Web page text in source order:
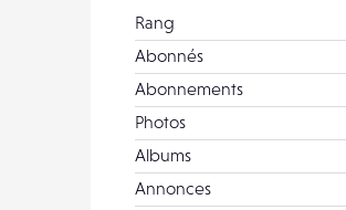
Rang
Abonnés
Abonnements
Photos
Albums
Annonces